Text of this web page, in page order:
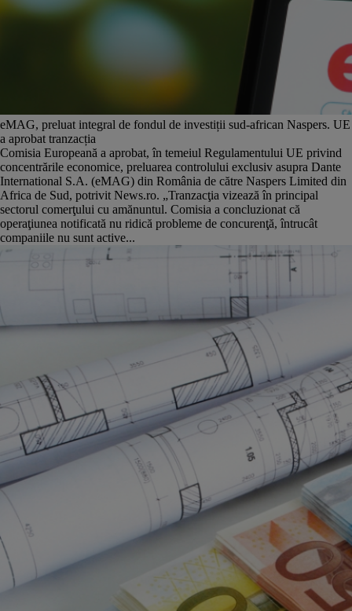
eMAG, preluat integral de fondul de investiții sud-african Naspers. UE
a aprobat tranzacția
Comisia Europeană a aprobat, în temeiul Regulamentului UE privind
concentrările economice, preluarea controlului exclusiv asupra Dante
International S.A. (eMAG) din România de către Naspers Limited din
Africa de Sud, potrivit News.ro. „Tranzacţia vizează în principal
sectorul comerţului cu amănuntul. Comisia a concluzionat că
operaţiunea notificată nu ridică probleme de concurenţă, întrucât
companiile nu sunt active...